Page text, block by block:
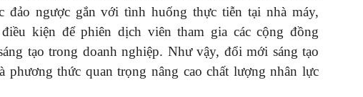
đảo ngược gắn với tình huống thực tiễn tại nhà máy,
kiện để phiên dịch viên tham gia các cộng đồng
tạo trong doanh nghiệp. Như vậy, đổi mới sáng tạo
phương thức quan trọng nâng cao chất lượng nhân lực